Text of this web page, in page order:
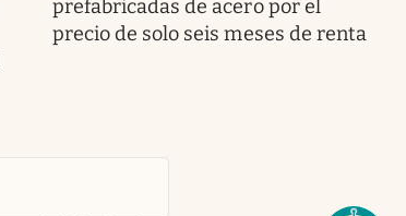
prefabricadas de acero por el
precio de solo seis meses de renta